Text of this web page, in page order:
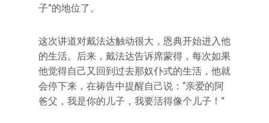
子”的地位了。
这次讲道对戴法达触动很大，恩典开始进入他
的生活。后来，戴法达告诉席蒙得，每次如果
他觉得自己又回到过去那奴仆式的生活，他就
会停下来，在祷告中提醒自己说：“亲爱的阿
爸父，我是你的儿子，我要活得像个儿子！”